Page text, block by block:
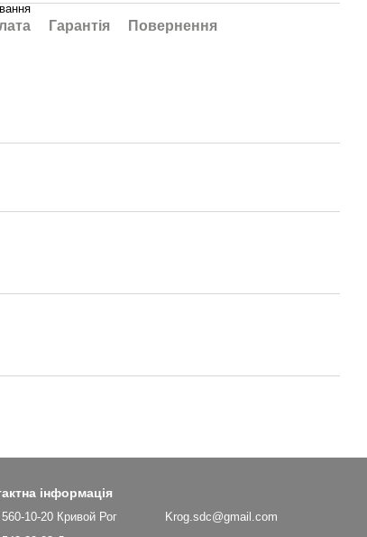
Гарантія Повернення
інформація
560-10-20 Кривой Рог
Krog.sdc@gmail.com